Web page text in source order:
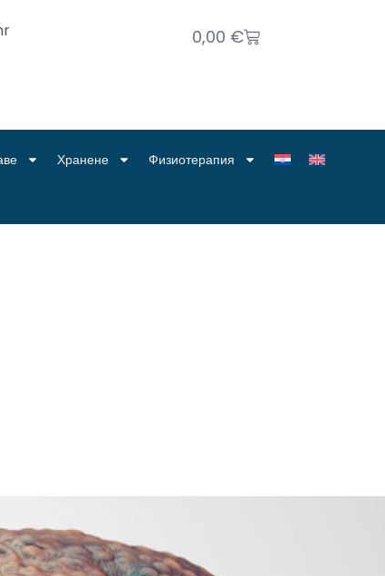
0,00 €
Хранене Физиотерапия